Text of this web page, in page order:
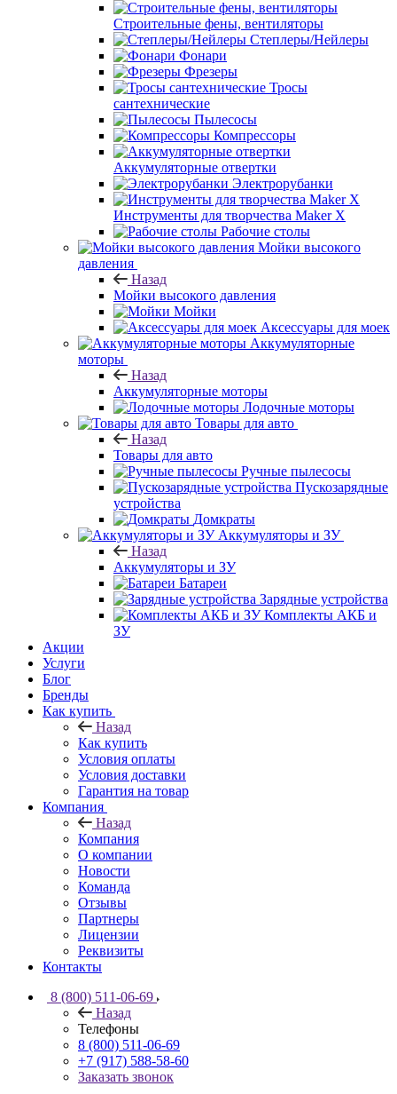
Строительные фены, вентиляторы
Степлеры/Нейлеры
Фонари
Фрезеры
Тросы
сантехнические
Пылесосы
Компрессоры
Аккумуляторные отвертки
Электрорубанки
Инструменты для творчества Maker X
Рабочие столы
Мойки высокого
давления
Назад
Мойки высокого давления
Мойки
Аксессуары для моек
Аккумуляторные
моторы
Назад
Аккумуляторные моторы
Лодочные моторы
Товары для авто
Назад
Товары для авто
Ручные пылесосы
Пускозарядные
устройства
Домкраты
Аккумуляторы и ЗУ
Назад
Аккумуляторы и ЗУ
Батареи
Зарядные устройства
Комплекты АКБ и
ЗУ
Акции
Услуги
Блог
Бренды
Как купить
Назад
Как купить
Условия оплаты
Условия доставки
Гарантия на товар
Компания
Назад
Компания
О компании
Новости
Команда
Отзывы
Партнеры
Лицензии
Реквизиты
Контакты
8 (800) 511-06-69
Назад
Телефоны
8 (800) 511-06-69
+7 (917) 588-58-60
Заказать звонок